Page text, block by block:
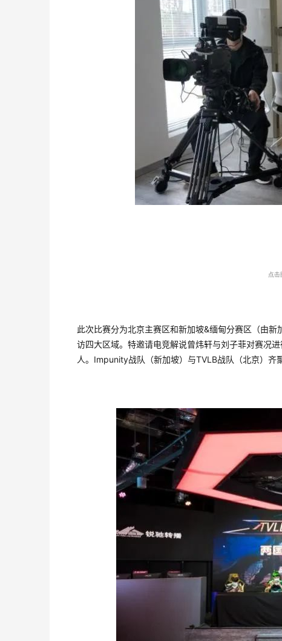
点击
此次比赛分为北京主赛区和新加坡&缅甸分赛区（由
访四大区域。特邀请电竞解说曾炜轩与刘子菲对赛况
人。Impunity战队（新加坡）与TVLB战队（北京）齐